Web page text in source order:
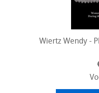
Wiertz Wendy -